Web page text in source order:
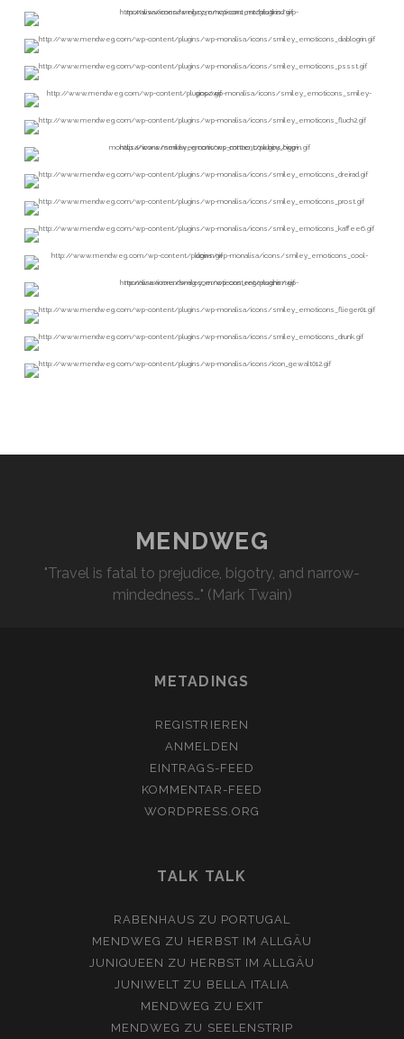
MENDWEG
"Travel is fatal to prejudice, bigotry, and narrow-
mindedness…" (Mark Twain)
METADINGS
REGISTRIEREN
ANMELDEN
EINTRAGS-FEED
KOMMENTAR-FEED
WORDPRESS.ORG
TALK TALK
RABENHAUS ZU PORTUGAL
MENDWEG ZU HERBST IM ALLGÄU
JUNIQUEEN ZU HERBST IM ALLGÄU
JUNIWELT ZU BELLA ITALIA
MENDWEG ZU EXIT
MENDWEG ZU SEELENSTRIP